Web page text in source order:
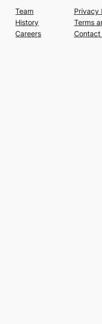
Team
History
Careers
Privacy
Terms
Contact